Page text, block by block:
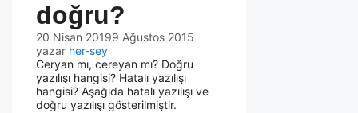
doğru?
20 Nisan 20199 Ağustos 2015
yazar her-sey
Ceryan mı, cereyan mı? Doğru
yazılışı hangisi? Hatalı yazılışı
hangisi? Aşağıda hatalı yazılışı ve
doğru yazılışı gösterilmiştir.